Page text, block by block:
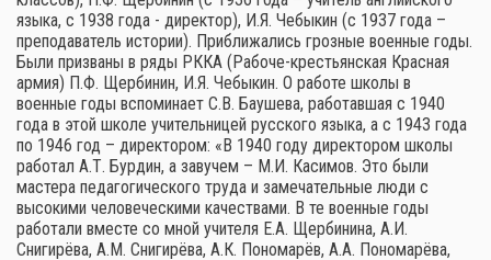
языка, с 1938 года - директор), И.Я. Чебыкин (с 1937 года –
преподаватель истории). Приближались грозные военные годы.
Были призваны в ряды РККА (Рабоче-крестьянская Красная
армия) П.Ф. Щербинин, И.Я. Чебыкин. О работе школы в
военные годы вспоминает С.В. Баушева, работавшая с 1940
года в этой школе учительницей русского языка, а с 1943 года
по 1946 год – директором: «В 1940 году директором школы
работал А.Т. Бурдин, а завучем – М.И. Касимов. Это были
мастера педагогического труда и замечательные люди с
высокими человеческими качествами. В те военные годы
работали вместе со мной учителя Е.А. Щербинина, А.И.
Снигирёва, А.М. Снигирёва, А.К. Пономарёв, А.А. Пономарёва,